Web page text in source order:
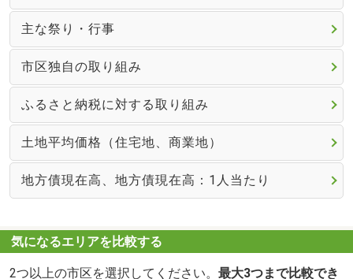
主な祭り・行事
市区独自の取り組み
ふるさと納税に対する取り組み
土地平均価格（住宅地、商業地）
地方債現在高、地方債現在高：1人当たり
気になるエリアを比較する
2つ以上の市区を選択してください。 最大3つまで比較でき